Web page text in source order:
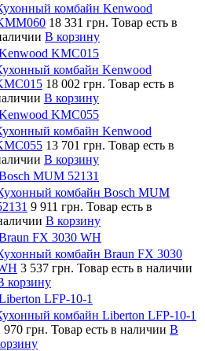
комбайн Kenwood
18 331 грн. Товар есть в
В корзину
KMC015
комбайн Kenwood
18 002 грн. Товар есть в
В корзину
KMC055
комбайн Kenwood
13 701 грн. Товар есть в
В корзину
MUM 52131
комбайн Bosch MUM
9 911 грн. Товар есть в
В корзину
FX 3030 WH
комбайн Braun FX 3030
3 537 грн. Товар есть в наличии
корзину
LFP-10-1
комбайн Liberton LFP-10-1
970 грн. Товар есть в наличии В